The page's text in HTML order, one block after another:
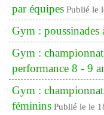
par équipes Publié le
Gym : poussinades
Gym :
performance 8 - 9
Gym :
féminins Publié le le